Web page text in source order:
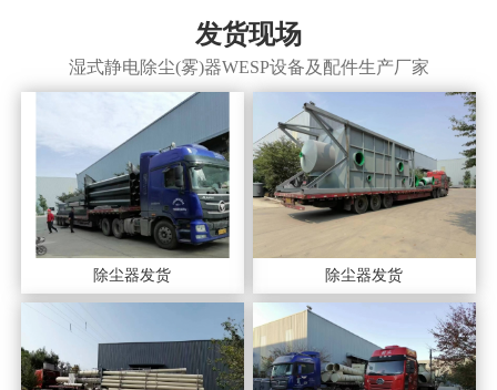
发货现场
湿式静电除尘(雾)器WESP设备及配件生产厂家
除尘器发货 除尘器发货